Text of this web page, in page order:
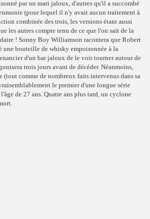
par un mari jaloux, d'autres qu'il a succombé
(pour lequel il n'y avait aucun traitement à
combinée des trois, les versions étant aussi
les autres compte tenu de ce que l'on sait de la
! Sonny Boy Williamson racontera que Robert
une bouteille de whisky empoisonnée à la
d'un bar jaloux de le voir tourner autour de
trois jours avant de décéder. Néanmoins,
(tout comme de nombreux faits intervenus dans sa
le premier d'une longue série
de 27 ans. Quatre ans plus tard, un cyclone